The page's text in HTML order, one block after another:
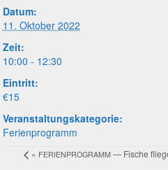
Datum:
11. Oktober 2022
Zeit:
10:00 - 12:30
Eintritt:
€15
Veranstaltungskategorie:
Ferienprogramm
« FERIENPROGRAMM— Fische